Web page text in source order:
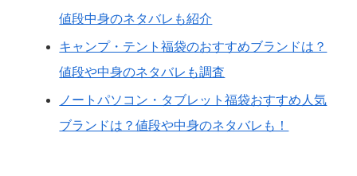
値段中身のネタバレも紹介
キャンプ・テント福袋のおすすめブランドは？
値段や中身のネタバレも調査
ノートパソコン・タブレット福袋おすすめ人気
ブランドは？値段や中身のネタバレも！